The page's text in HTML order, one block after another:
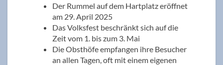
Der Rummel auf dem Hartplatz eröffnet
am 29. April 2025
Das Volksfest beschränkt sich auf die
Zeit vom 1. bis zum 3. Mai
Die Obsthöfe empfangen ihre Besucher
an allen Tagen, oft mit einem eigenen